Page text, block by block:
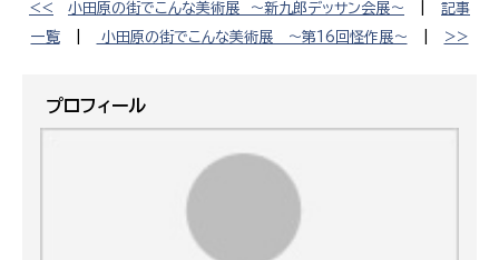
<< 小田原の街でこんな美術展 〜新九郎デッサン会展〜
記事
一覧| 小田原の街でこんな美術展 〜第16回怪作展〜 >>
プロフィール